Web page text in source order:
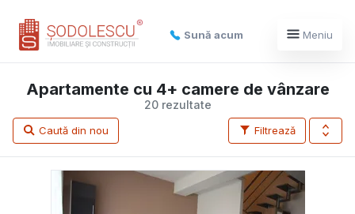
Sună acum Meniu
20 rezultate
Apartamente cu 4+ camere de vânzare
Filtrează
Caută din nou